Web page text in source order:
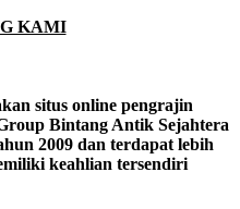
KAMI
situs online pengrajin
Bintang Antik Sejahtera
2009 dan terdapat lebih
keahlian tersendiri